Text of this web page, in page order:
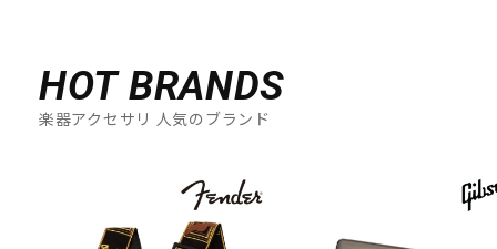
HOT BRANDS
楽器アクセサリ 人気のブランド